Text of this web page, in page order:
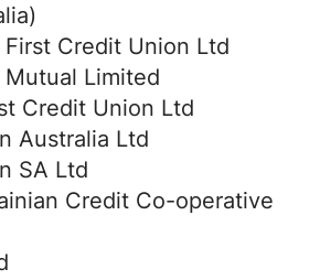
Credit Union Ltd
Limited
Credit Union Ltd
Australia Ltd
SA Ltd
Credit Co-operative